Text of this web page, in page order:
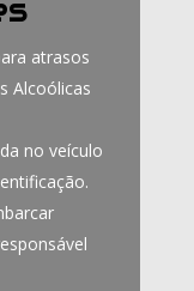
atrasos
Alcoólicas
no veículo